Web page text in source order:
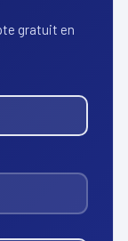
gratuit en